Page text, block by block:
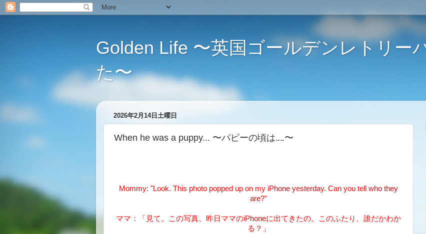
Golden Life 〜英国ゴールデンレトリー
た〜
2026年2月14日土曜日
When he was a puppy... 〜パピーの頃は‥‥〜
Mommy: "Look. This photo popped up on my iPhone yesterday. Can you tell who they
are?"
ママ：「見て。この写真、昨日ママのiPhoneに出てきたの。このふたり、誰だかわか
る？」